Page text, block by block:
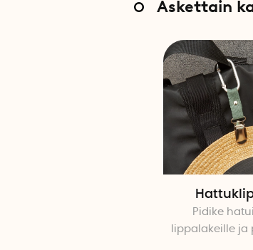
Äskettain
Pidike
lippalakeille ja